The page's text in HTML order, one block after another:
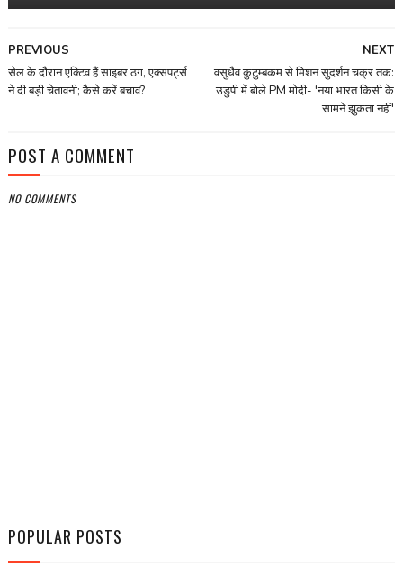
NEXT
वसुधैव कुटुम्बकम से मिशन सुदर्शन चक्र तक:
उडुपी में बोले PM मोदी- 'नया भारत किसी के
सामने झुकता नहीं'
PREVIOUS
सेल के दौरान एक्टिव हैं साइबर ठग, एक्सपर्ट्स
ने दी बड़ी चेतावनी; कैसे करें बचाव?
POST A COMMENT
NO COMMENTS
POPULAR POSTS